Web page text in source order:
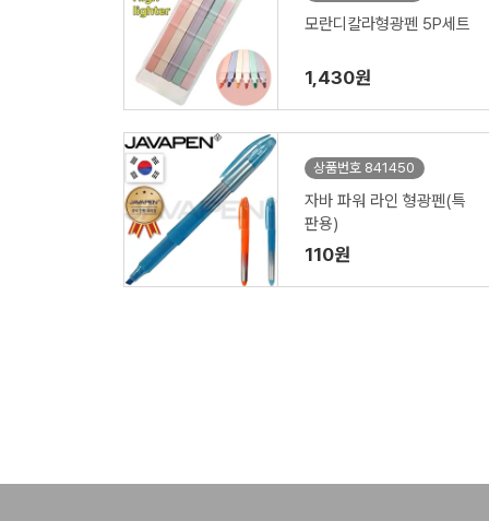
모란디칼라형광펜 5P세트
1,430원
상품번호 841450
자바 파워 라인 형광펜(특
판용)
110원